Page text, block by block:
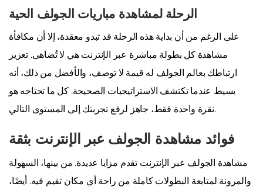
الرحلة لمشاهدة مباريات الجولف الحية
على الرغم من أن بداية هذه الرحلة قد تبدو معقدة، إلا أن مكافأة
مشاهدة كل بطولة مباشرة عبر الإنترنت هي لا تُضاهى. تعزيز
ارتباطك بعالم الجولف له قيمة لا توصف، والأفضل من ذلك، أنه
بسيط عندما تكتشف الاستراتيجيات الصحيحة. كل ما تحتاجه هو
نقرة واحدة فقط، جاهز لرفع تجربتك إلى المستوى التالي.
فوائد مشاهدة الجولف عبر الإنترنت بثقة
مشاهدة الجولف عبر الإنترنت تقدم مزايا عديدة. من بينها، السهولة
والمرونة لمتابعة البطولات كاملة من راحة أي مكان تقيم فيه. أيضًا،